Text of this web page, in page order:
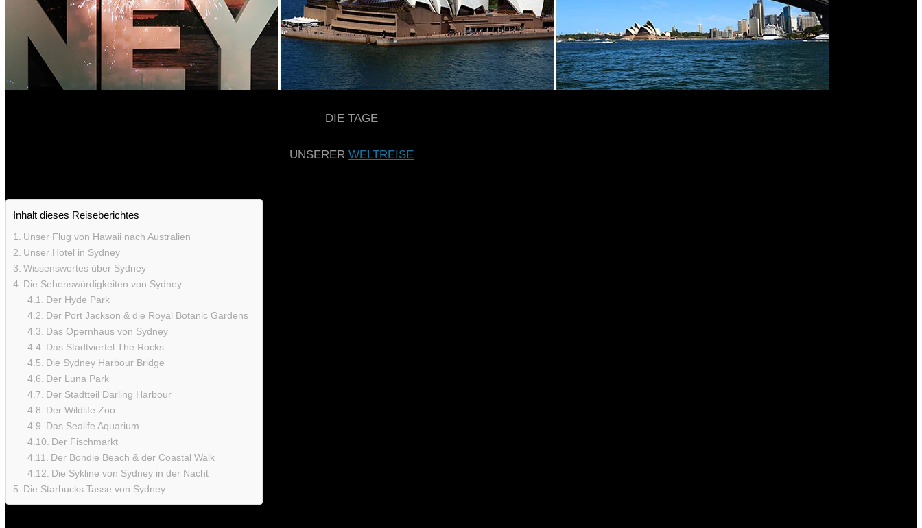
DIE TAGE
UNSERERWELTREISE
Inhalt dieses Reiseberichtes
Unser Flug von Hawaii nach Australien
Unser Hotel in Sydney
Wissenswertes über Sydney
Die Sehenswürdigkeiten von Sydney
Der Hyde Park
Der Port Jackson & die Royal Botanic Gardens
Das Opernhaus von Sydney
Das Stadtviertel The Rocks
Die Sydney Harbour Bridge
Der Luna Park
Der Stadtteil Darling Harbour
Der Wildlife Zoo
Das Sealife Aquarium
Der Fischmarkt
Der Bondie Beach & der Coastal Walk
Die Sykline von Sydney in der Nacht
Die Starbucks Tasse von Sydney